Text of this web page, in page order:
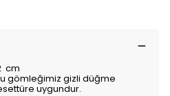
cm
gömleğimiz gizli düğme
uygundur.